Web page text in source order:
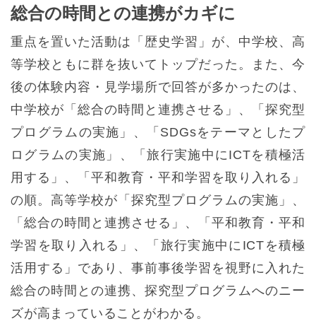
総合の時間との連携がカギに
重点を置いた活動は「歴史学習」が、中学校、高
等学校ともに群を抜いてトップだった。また、今
後の体験内容・見学場所で回答が多かったのは、
中学校が「総合の時間と連携させる」、「探究型
プログラムの実施」、「SDGsをテーマとしたプ
ログラムの実施」、「旅行実施中にICTを積極活
用する」、「平和教育・平和学習を取り入れる」
の順。高等学校が「探究型プログラムの実施」、
「総合の時間と連携させる」、「平和教育・平和
学習を取り入れる」、「旅行実施中にICTを積極
活用する」であり、事前事後学習を視野に入れた
総合の時間との連携、探究型プログラムへのニー
ズが高まっていることがわかる。